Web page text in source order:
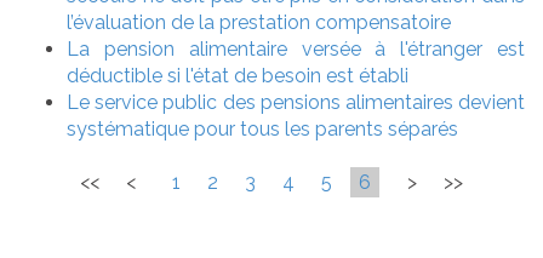
l’évaluation de la prestation compensatoire
La pension alimentaire versée à l'étranger est
déductible si l'état de besoin est établi
Le service public des pensions alimentaires devient
systématique pour tous les parents séparés
<< < 1 2 3 4 5 6 > >>